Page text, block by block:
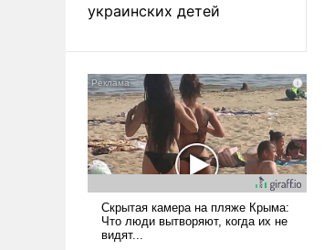
украинских детей